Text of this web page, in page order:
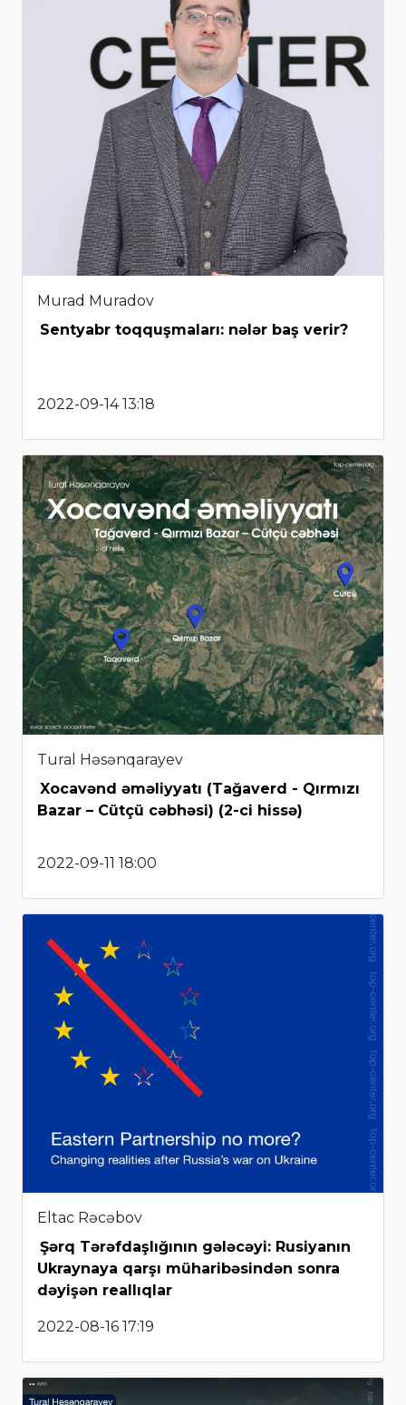
Murad Muradov
Sentyabr toqquşmaları: nələr baş verir?
2022-09-14 13:18
Tural Həsənqarayev
Xocavənd əməliyyatı (Tağaverd - Qırmızı
Bazar – Cütçü cəbhəsi) (2-ci hissə)
2022-09-11 18:00
Eltac Rəcəbov
Şərq Tərəfdaşlığının gələcəyi: Rusiyanın
Ukraynaya qarşı müharibəsindən sonra
dəyişən reallıqlar
2022-08-16 17:19